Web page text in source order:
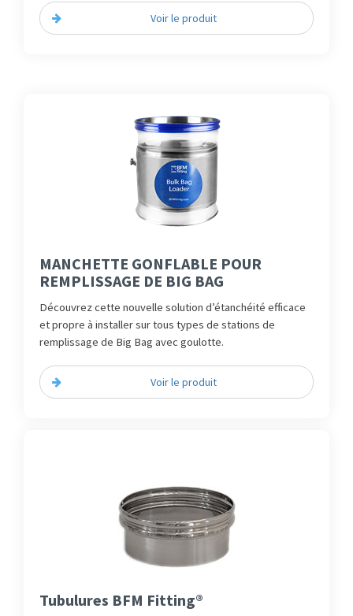
Voir le produit
MANCHETTE GONFLABLE POUR
REMPLISSAGE DE BIG BAG
Découvrez cette nouvelle solution d’étanchéité efficace
et propre à installer sur tous types de stations de
remplissage de Big Bag avec goulotte.
Voir le produit
Tubulures BFM Fitting®